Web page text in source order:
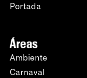
Portada
Áreas
Ambiente
Carnaval